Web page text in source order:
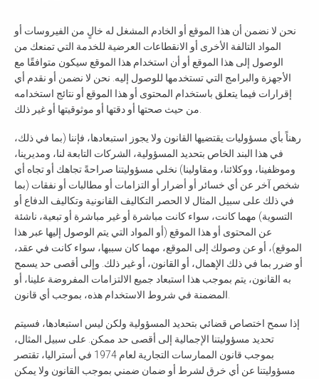
نحن لا نضمن أن هذا الموقع أو الخادم المشغل له خالٍ من الفيروسات أو
المواد التالفة الأخرى أو الانقطاعات العرضية للخدمة التي تمنعك من
الوصول إلى هذا الموقع أو أن استخدام هذا الموقع سيكون متوافقًا مع
الأجهزة والبرامج التي تستخدمها للوصول إليه. نحن لا نضمن أو نقدم أي
إقرارات فيما يتعلق باستخدام المحتوى أو هذا الموقع أو نتائج استخدامه
رهناً بأي مسؤوليات يقتضيها القانون ولا يجوز استبعادها، فإننا (بما في ذلك،
في هذا البند الخاص بتحديد المسؤولية، الشركات التابعة لنا، ومديرينا،
وموظفينا، ووكلائنا، ومقاولينا) نخلي مسؤوليتنا صراحةً تجاهك أو تجاه أي
شخص آخر عن أي خسائر أو أضرار أو التزامات أو مطالبات أو نفقات (بما
في ذلك على سبيل المثال لا الحصر التكاليف القانونية وتكاليف الدفاع أو
التسوية) مهما كانت، سواء كانت مباشرة أو غير مباشرة أو تبعية، ناشئة
عن المحتوى أو هذا الموقع (أو المواد التي يتم الوصول إليها عبر هذا
الموقع)، أو عن وصولك إلى الموقع، مهما كان سببها، سواء كانت في عقد،
أو ضرر بما في ذلك الإهمال، أو القانون، أو غير ذلك. وإلى أقصى حد يسمح
به القانون، يتم بموجب هذا استبعاد جميع الالتزامات المفروضة علينا، أو
إذا سمح اختصاص قضائي بتحديد المسؤولية ولكن ليس استبعادها، فسيتم
تحديد مسؤوليتنا الإجمالية إلى أقصى حد ممكن. على سبيل المثال،
بموجب قانون الممارسات التجارية لعام 1974 في أستراليا، تقتصر
مسؤوليتنا عن أي خرق لشرط أو ضمان ضمني بموجب القانون ولا يمكن
بحث